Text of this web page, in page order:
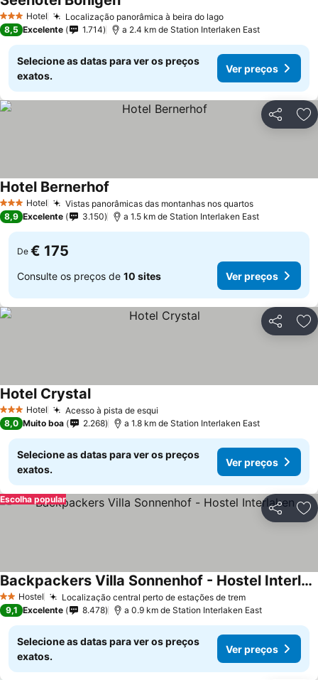
3 EstrelasHotel Localização panorâmica à beira do lago
8,5 Excelente 1.714 a 2.4 km de Station Interlaken East
Selecione as datas para ver os preços
exatos.
Ver preços
Partilhar
3 EstrelasHotel Vistas panorâmicas das montanhas nos quartos
Hotel Bernerhof
8,9 Excelente 3.150 a 1.5 km de Station Interlaken East
De € 175
Consulte os preços de 10 sites Ver preços
Partilhar
3 EstrelasHotel Acesso à pista de esqui
Hotel Crystal
8,0 Muito boa 2.268 a 1.8 km de Station Interlaken East
Selecione as datas para ver os preços
exatos.
Ver preços
Partilhar
Escolha popular
2 Estrelas
Hostel Localização central perto de estações de trem
Backpackers Villa Sonnenhof - Hostel Interlaken
9,1 Excelente 8.478 a 0.9 km de Station Interlaken East
Selecione as datas para ver os preços
exatos.
Ver preços